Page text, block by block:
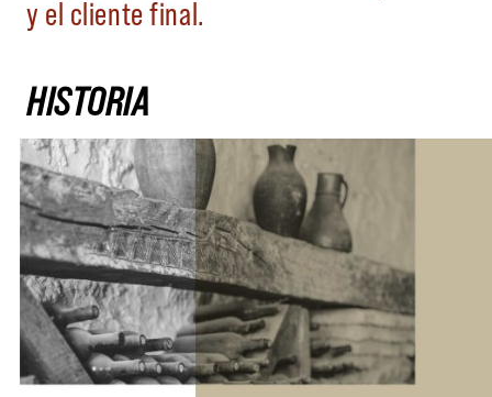
y el cliente final.
HISTORIA